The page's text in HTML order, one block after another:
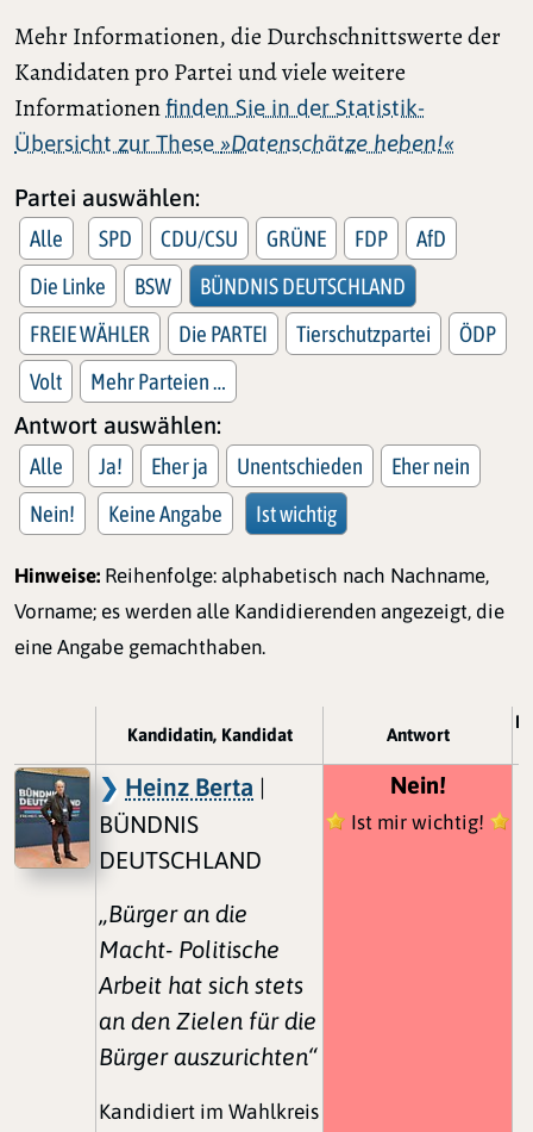
Mehr Informationen, die Durchschnittswerte der
Kandidaten pro Partei und viele weitere
Informationenfinden Sie in der Statistik-
Übersicht zur These »Datenschätze heben!«
Partei auswählen:
Alle SPD CDU/CSU GRÜNE FDP
AfD
Die Linke
BSW
BÜNDNIS DEUTSCHLAND
FREIE WÄHLER
Die PARTEI Tierschutzpartei
ÖDP
Volt
Mehr Parteien …
Antwort auswählen:
Alle Ja! Eher ja Unentschieden
Eher nein
Nein!
Keine Angabe Ist wichtig
Hinweise: Reihenfolge: alphabetisch nach Nachname,
Vorname; es werden alle Kandidierenden angezeigt, die
eine Angabe gemachthaben.
Kandidatin, Kandidat Antwort
Heinz Berta |
BÜNDNIS
DEUTSCHLAND
„Bürger an die
Macht- Politische
Arbeit hat sich stets
an den Zielen für die
Bürger auszurichten“
Kandidiert im Wahlkreis
Nein!
Ist mir wichtig!